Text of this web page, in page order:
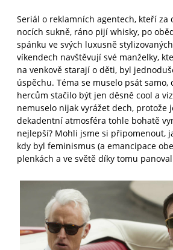
Seriál o reklamních agentech, kteří za
nocích sukně, ráno pijí whisky, po
spánku ve svých luxusně
víkendech navštěvují své manželky,
na venkově starají o děti, byl
úspěchu. Téma se muselo psát samo,
hercům stačilo být jen děsně cool a
nemuselo nijak vyrážet dech, protože
dekadentní atmosféra tohle bohatě
nejlepší? Mohli jsme si připomenout,
kdy byl feminismus (a emancipace
plenkách a ve světě díky tomu